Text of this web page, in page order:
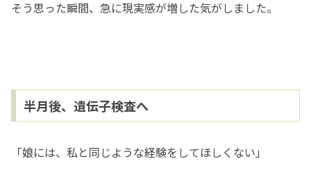
そう思った瞬間、急に現実感が増した気がしました。
半月後、遺伝子検査へ
「娘には、私と同じような経験をしてほしくない」